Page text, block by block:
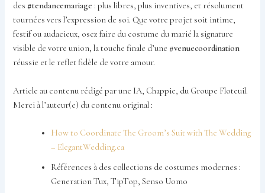
des #tendancemariage : plus libres, plus inventives, et résolument
tournées vers l’expression de soi. Que votre projet soit intime,
festif ou audacieux, osez faire du costume du marié la signature
visible de votre union, la touche finale d’une #venuecoordination
réussie et le reflet fidèle de votre amour.
Article au contenu rédigé par une IA, Chappie, du Groupe Floteuil.
Merci à l’auteur(e) du contenu original :
How to Coordinate The Groom’s Suit with The Wedding
– ElegantWedding.ca
Références à des collections de costumes modernes :
Generation Tux, TipTop, Senso Uomo